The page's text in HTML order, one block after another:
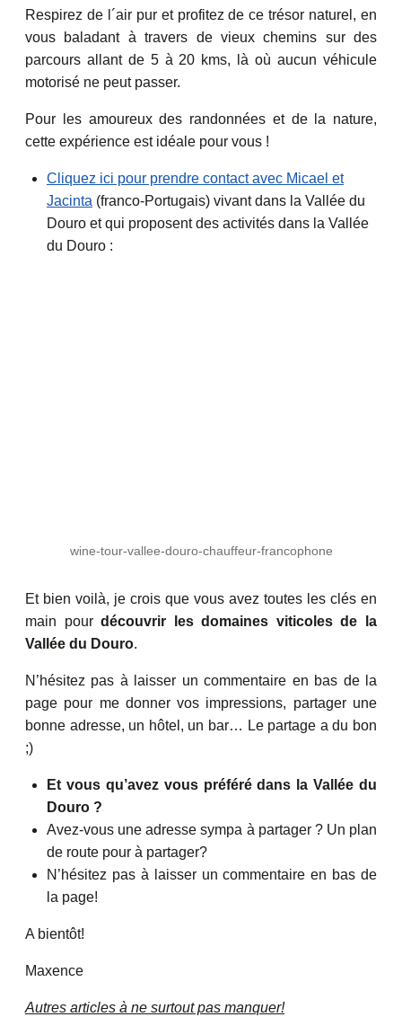
Respirez de l´air pur et profitez de ce trésor naturel, en
vous baladant à travers de vieux chemins sur des
parcours allant de 5 à 20 kms, là où aucun véhicule
motorisé ne peut passer.
Pour les amoureux des randonnées et de la nature,
cette expérience est idéale pour vous !
Cliquez ici pour prendre contact avec Micael et
Jacinta (franco-Portugais) vivant dans la Vallée du
Douro et qui proposent des activités dans la Vallée
du Douro :
wine-tour-vallee-douro-chauffeur-francophone
Et bien voilà, je crois que vous avez toutes les clés en
main pourdécouvrir les domaines viticoles de la
Vallée du Douro.
N’hésitez pas à laisser un commentaire en bas de la
page pour me donner vos impressions, partager une
bonne adresse, un hôtel, un bar… Le partage a du bon
;)
Et vous qu’avez vous préféré dans la Vallée du
Douro ?
Avez-vous une adresse sympa à partager ? Un plan
de route pour à partager?
N’hésitez pas à laisser un commentaire en bas de
la page!
A bientôt!
Maxence
Autres articles à ne surtout pas manquer!